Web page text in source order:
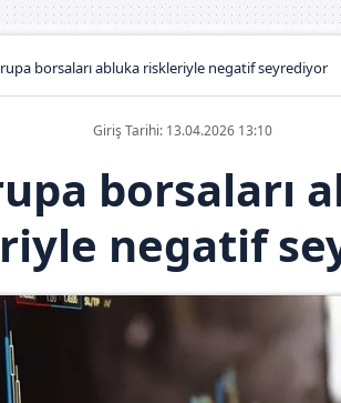
borsaları abluka riskleriyle negatif seyrediyor
Giriş Tarihi: 13.04.2026 13:10
borsaları
negatif